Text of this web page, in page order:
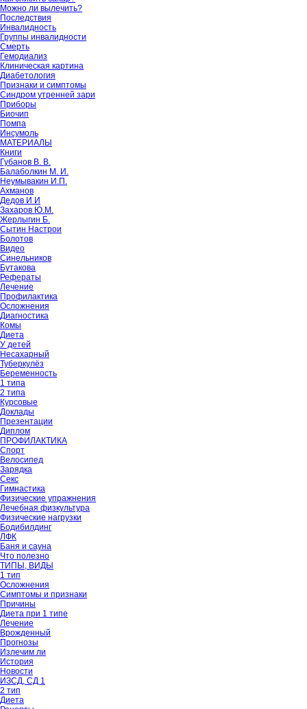
Можно ли вылечить?
Последствия
Инвалидность
Группы инвалидности
Смерть
Гемодиализ
Клиническая картина
Диабетология
Признаки и симптомы
Синдром утренней зари
Приборы
Биочип
Помпа
Инсумоль
МАТЕРИАЛЫ
Книги
Губанов В. В.
Балаболкин М. И.
Неумывакин И.П.
Ахманов
Дедов И И
Захаров Ю.М.
Жерлыгин Б.
Сытин Настрои
Болотов
Видео
Синельников
Бутакова
Рефераты
Лечение
Профилактика
Осложнения
Диагностика
Комы
Диета
У детей
Несахарный
Туберкулёз
Беременность
1 типа
2 типа
Курсовые
Доклады
Презентации
Диплом
ПРОФИЛАКТИКА
Спорт
Велосипед
Зарядка
Секс
Гимнастика
Физические упражнения
Лечебная физкультура
Физические нагрузки
Бодибилдинг
ЛФК
Баня и сауна
Что полезно
ТИПЫ, ВИДЫ
1 тип
Осложнения
Симптомы и признаки
Причины
Диета при 1 типе
Лечение
Врожденный
Прогнозы
Излечим ли
История
Новости
ИЗСД, СД 1
2 тип
Диета